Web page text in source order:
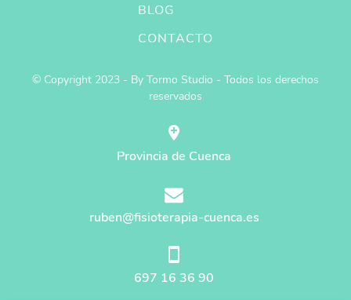
BLOG
CONTACTO
© Copyright 2023 - By Tormo Studio - Todos los derechos
reservados
Provincia de Cuenca
ruben@fisioterapia-cuenca.es
697 16 36 90